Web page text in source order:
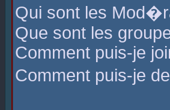
Qui sont les
Que sont les
Comment puis-je
Comment puis-je